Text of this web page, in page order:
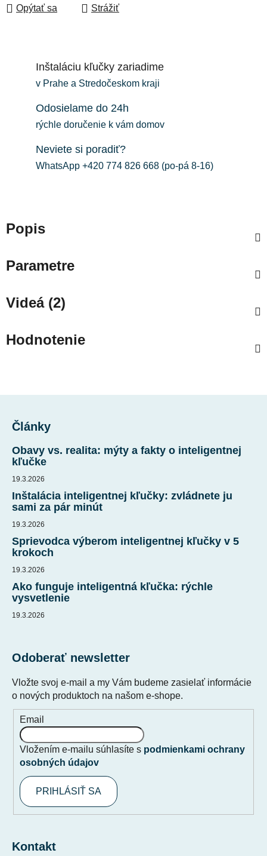
Opýtať sa Strážiť
Inštaláciu kľučky zariadime
v Prahe a Stredočeskom kraji
Odosielame do 24h
rýchle doručenie k vám domov
Neviete si poradiť?
WhatsApp +420 774 826 668 (po-pá 8-16)
Popis
Parametre
Videá (2)
Hodnotenie
Články
Obavy vs. realita: mýty a fakty o inteligentnej
kľučke
19.3.2026
Inštalácia inteligentnej kľučky: zvládnete ju
sami za pár minút
19.3.2026
Sprievodca výberom inteligentnej kľučky v 5
krokoch
19.3.2026
Ako funguje inteligentná kľučka: rýchle
vysvetlenie
19.3.2026
Odoberať newsletter
Vložte svoj e-mail a my Vám budeme zasielať informácie
o nových produktoch na našom e-shope.
Email
Vložením e-mailu súhlasíte s podmienkami ochrany
osobných údajov
PRIHLÁSIŤ SA
Kontakt